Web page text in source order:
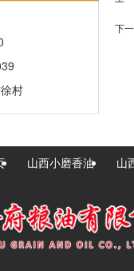
村
下一
山西小磨香油 山